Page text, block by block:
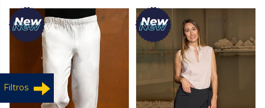
Filtros